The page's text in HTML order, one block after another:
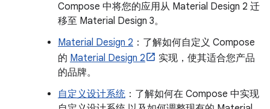
Compose 中将您的应用从 Material Design 2 迁
移至 Material Design 3。
Material Design 2 ：了解如何自定义 Compose
的 Material Design 2
实现，使其适合您产品
的品牌。
自定义设计系统 ：了解如何在 Compose 中实现